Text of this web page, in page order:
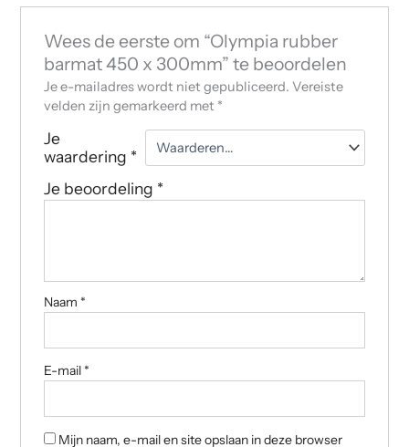
Wees de eerste om “Olympia rubber
barmat 450 x 300mm” te beoordelen
Je e-mailadres wordt niet gepubliceerd. Vereiste
velden zijn gemarkeerd met *
Je
waardering *
Je beoordeling *
Naam *
E-mail *
Mijn naam, e-mail en site opslaan in deze browser